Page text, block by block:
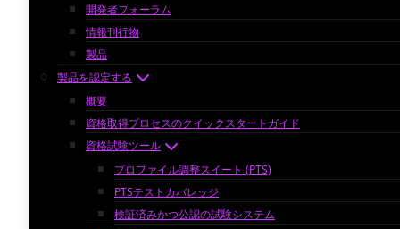
開発者フォーラム
情報刊行物
製品
製品を認定する
概要
資格取得プロセスのクイックスタートガイド
資格試験ツール
プロファイル調整スイート (PTS)
PTSテストカバレッジ
検証済みかつ公認の試験システム